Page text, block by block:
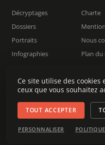
Décryptages
Dossiers
Portraits
Infographies
Rechercher
Charte
Nous
Plan du
© 2026 Observatoire du
Gestion des cookies
Ce site utilise des
ceux que vous souhaitez
TOUT ACCEPTER
PERSONNALISER